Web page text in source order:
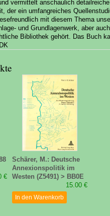
vermittelt anschaulich
der ein umfangreiches
mit diesem Thema
und Grundlagenwerk, aber
Bibliothek gehört. Das Buch
€
Schärer, M.: Deutsche
Annexionspolitik im
Westen (Z5491) > BB0E
15.00 €
In den Warenkorb